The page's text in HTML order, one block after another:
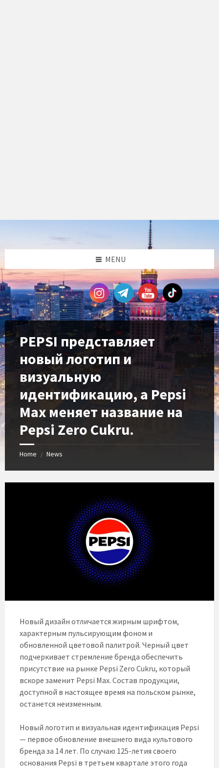
sidebar
sidebar
MENU
PEPSI представляет
новый логотип и
визуальную
идентификацию, а Pepsi
Max меняет название на
Pepsi Zero Cukru.
Home / News
Новый дизайн отличается жирным шрифтом,
характерным пульсирующим фоном и
обновленной цветовой палитрой. Черный цвет
подчеркивает стремление бренда обеспечить
присутствие на рынке Pepsi Zero Cukru, который
вскоре заменит Pepsi Max. Состав продукции,
доступной в настоящее время на польском рынке,
останется неизменным.
Новый логотип и визуальная идентификация Pepsi
— первое обновление внешнего вида культового
бренда за 14 лет. По случаю 125-летия своего
основания Pepsi в третьем квартале этого года